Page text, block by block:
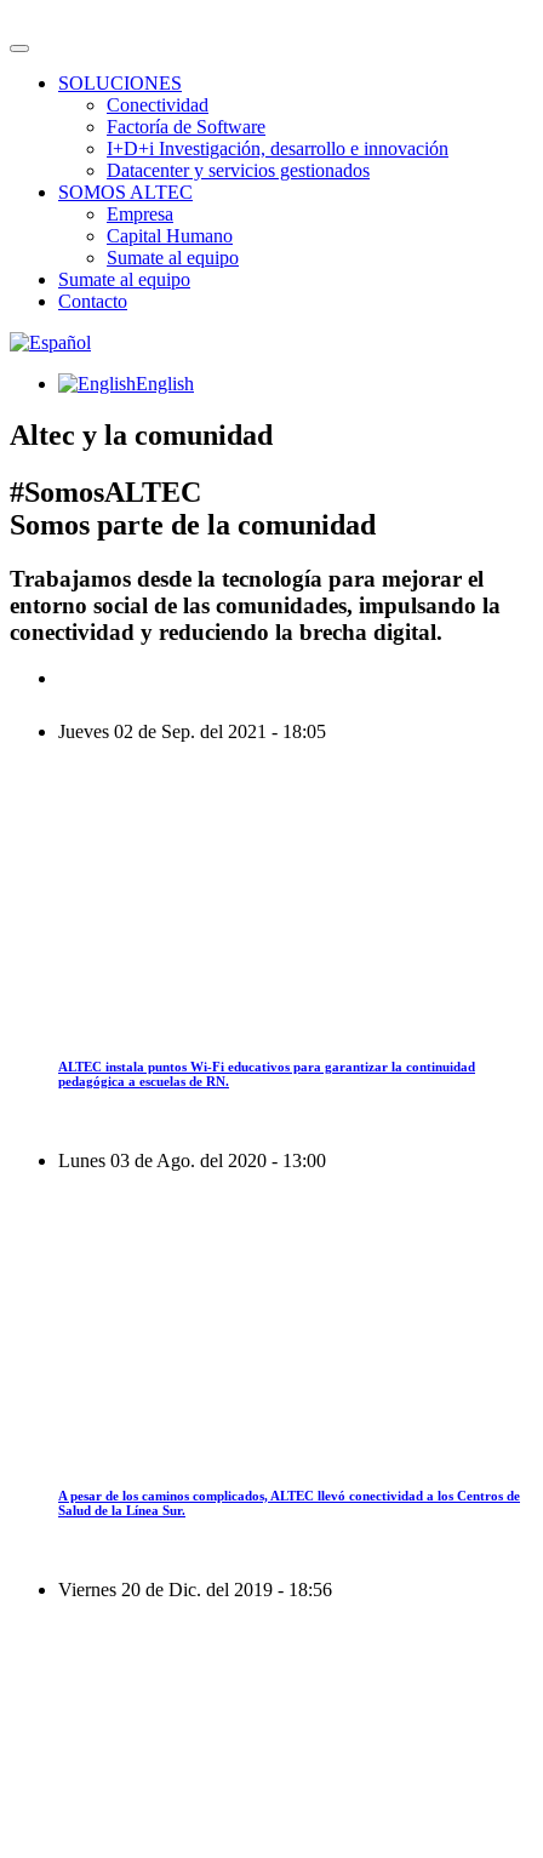
SOLUCIONES
Conectividad
Factoría de Software
I+D+i Investigación, desarrollo e innovación
Datacenter y servicios gestionados
SOMOS ALTEC
Empresa
Capital Humano
Sumate al equipo
Sumate al equipo
Contacto
English
Altec y la comunidad
#SomosALTEC
Somos parte de la comunidad
Trabajamos desde la tecnología para mejorar el
entorno social de las comunidades, impulsando la
conectividad y reduciendo la brecha digital.
Jueves 02 de Sep. del 2021 - 18:05
ALTEC instala puntos Wi-Fi educativos para garantizar la continuidad
pedagógica a escuelas de RN.
Lunes 03 de Ago. del 2020 - 13:00
A pesar de los caminos complicados, ALTEC llevó conectividad a los Centros de
Salud de la Línea Sur.
Viernes 20 de Dic. del 2019 - 18:56